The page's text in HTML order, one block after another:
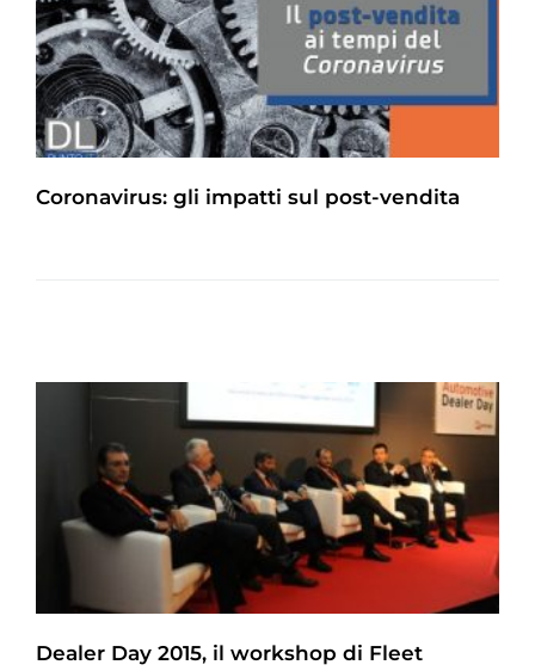
Coronavirus: gli impatti sul post-vendita
Dealer Day 2015, il workshop di Fleet